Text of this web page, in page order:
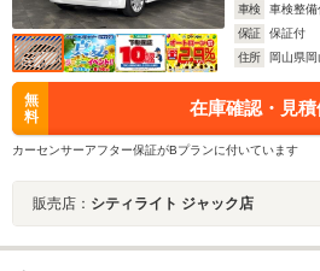
車検
車検整備
保証
保証付
住所
岡山県
無
料
在庫確認・見積
カーセンサーアフター保証がBプランに付いています
販売店： シティライト ジャック店